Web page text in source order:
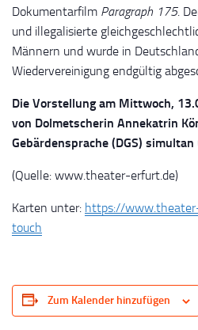
Dokumentarfilm Paragraph 175.
und illegalisierte
Männern und wurde in
Wiedervereinigung endgültig
Die Vorstellung am Mittwoch,
von Dolmetscherin Annekatrin
Gebärdensprache (DGS)
(Quelle: www.theater-erfurt.de)
Karten unter: https://
touch
Zum Kalender hinzufügen